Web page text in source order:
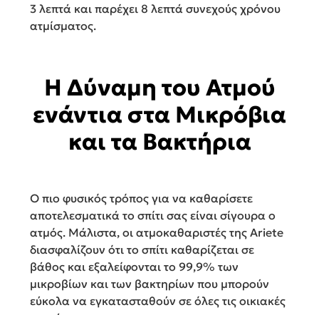
3 λεπτά και παρέχει 8 λεπτά συνεχούς χρόνου
ατμίσματος.
Η Δύναμη του Ατμού
ενάντια στα Μικρόβια
και τα Βακτήρια
Ο πιο φυσικός τρόπος για να καθαρίσετε
αποτελεσματικά το σπίτι σας είναι σίγουρα ο
ατμός. Μάλιστα, οι ατμοκαθαριστές της Ariete
διασφαλίζουν ότι το σπίτι καθαρίζεται σε
βάθος και εξαλείφονται το 99,9% των
μικροβίων και των βακτηρίων που μπορούν
εύκολα να εγκατασταθούν σε όλες τις οικιακές